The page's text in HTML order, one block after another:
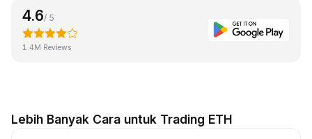
4.6/ 5
1.4M Reviews
Lebih Banyak Cara untuk Trading ETH